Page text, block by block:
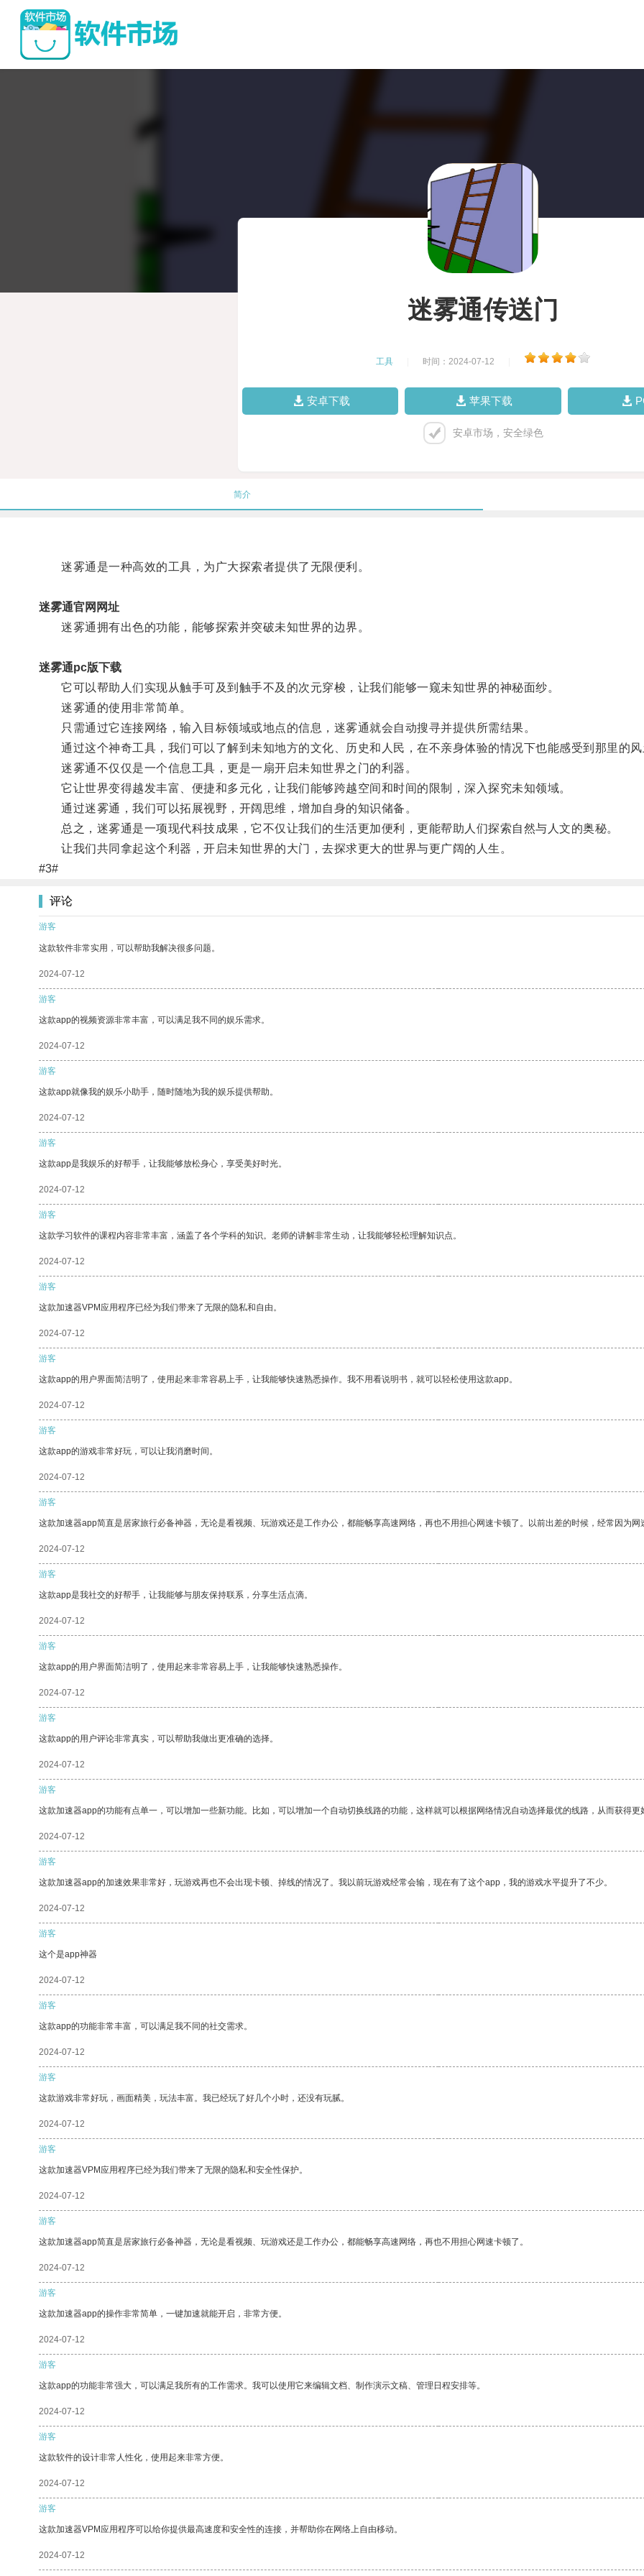
迷雾通传送门
工具 时间：2024-07-12
安卓下载 苹果下载
安卓市场，安全绿色
简介
迷雾通是一种高效的工具，为广大探索者提供了无限便利。
迷雾通官网网址
迷雾通拥有出色的功能，能够探索并突破未知世界的边界。
迷雾通pc版下载
它可以帮助人们实现从触手可及到触手不及的次元穿梭，让我们能够一窥未知世界的神秘面纱。
迷雾通的使用非常简单。
只需通过它连接网络，输入目标领域或地点的信息，迷雾通就会自动搜寻并提供所需结果。
通过这个神奇工具，我们可以了解到未知地方的文化、历史和人民，在不亲身体验的情况下也能感受到那里的
迷雾通不仅仅是一个信息工具，更是一扇开启未知世界之门的利器。
它让世界变得越发丰富、便捷和多元化，让我们能够跨越空间和时间的限制，深入探究未知领域。
通过迷雾通，我们可以拓展视野，开阔思维，增加自身的知识储备。
总之，迷雾通是一项现代科技成果，它不仅让我们的生活更加便利，更能帮助人们探索自然与人文的奥秘。
让我们共同拿起这个利器，开启未知世界的大门，去探求更大的世界与更广阔的人生。
#3#
评论
游客
这款软件非常实用，可以帮助我解决很多问题。
2024-07-12
游客
这款app的视频资源非常丰富，可以满足我不同的娱乐需求。
2024-07-12
游客
这款app就像我的娱乐小助手，随时随地为我的娱乐提供帮助。
2024-07-12
游客
这款app是我娱乐的好帮手，让我能够放松身心，享受美好时光。
2024-07-12
游客
这款学习软件的课程内容非常丰富，涵盖了各个学科的知识。老师的讲解非常生动，让我能够轻松理解知识点。
2024-07-12
游客
这款加速器VPM应用程序已经为我们带来了无限的隐私和自由。
2024-07-12
游客
这款app的用户界面简洁明了，使用起来非常容易上手，让我能够快速熟悉操作。我不用看说明书，就可以轻松使用这款app。
2024-07-12
游客
这款app的游戏非常好玩，可以让我消磨时间。
2024-07-12
游客
这款加速器app简直是居家旅行必备神器，无论是看视频、玩游戏还是工作办公，都能畅享高速网络，再也不用担心网速卡顿了。以前出差的时候，经常因为
2024-07-12
游客
这款app是我社交的好帮手，让我能够与朋友保持联系，分享生活点滴。
2024-07-12
游客
这款app的用户界面简洁明了，使用起来非常容易上手，让我能够快速熟悉操作。
2024-07-12
游客
这款app的用户评论非常真实，可以帮助我做出更准确的选择。
2024-07-12
游客
这款加速器app的功能有点单一，可以增加一些新功能。比如，可以增加一个自动切换线路的功能，这样就可以根据网络情况自动选择最优的线路，从而获得更
2024-07-12
游客
这款加速器app的加速效果非常好，玩游戏再也不会出现卡顿、掉线的情况了。我以前玩游戏经常会输，现在有了这个app，我的游戏水平提升了不少。
2024-07-12
游客
这个是app神器
2024-07-12
游客
这款app的功能非常丰富，可以满足我不同的社交需求。
2024-07-12
游客
这款游戏非常好玩，画面精美，玩法丰富。我已经玩了好几个小时，还没有玩腻。
2024-07-12
游客
这款加速器VPM应用程序已经为我们带来了无限的隐私和安全性保护。
2024-07-12
游客
这款加速器app简直是居家旅行必备神器，无论是看视频、玩游戏还是工作办公，都能畅享高速网络，再也不用担心网速卡顿了。
2024-07-12
游客
这款加速器app的操作非常简单，一键加速就能开启，非常方便。
2024-07-12
游客
这款app的功能非常强大，可以满足我所有的工作需求。我可以使用它来编辑文档、制作演示文稿、管理日程安排等。
2024-07-12
游客
这款软件的设计非常人性化，使用起来非常方便。
2024-07-12
游客
这款加速器VPM应用程序可以给你提供最高速度和安全性的连接，并帮助你在网络上自由移动。
2024-07-12